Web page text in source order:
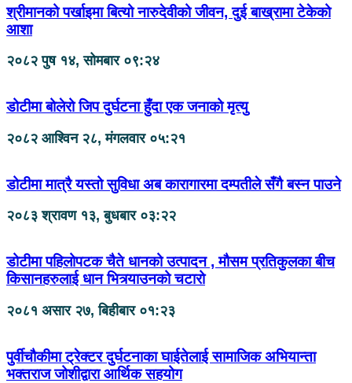
श्रीमानको पर्खाइमा बित्यो नारुदेवीको जीवन, दुई बाख्रामा टेकेको
आशा
२०८२ पुष १४, सोमबार ०९:२४
डोटीमा बोलेरो जिप दुर्घटना हुँदा एक जनाको मृत्यु
२०८२ आश्विन २८, मंगलवार ०५:२१
डोटीमा मात्रै यस्तो सुविधा अब कारागारमा दम्पतीले सँगै बस्न पाउने
२०८३ श्रावण १३, बुधबार ०३:२२
डोटीमा पहिलोपटक चैते धानको उत्पादन , मौसम प्रतिकुलका बीच
किसानहरुलाई धान भित्र्याउनको चटारो
२०८१ असार २७, बिहीबार ०१:२३
पुर्वीचौकीमा ट्रेक्टर दुर्घटनाका घाईतेलाई सामाजिक अभियान्ता
भक्तराज जोशीद्वारा आर्थिक सहयोग